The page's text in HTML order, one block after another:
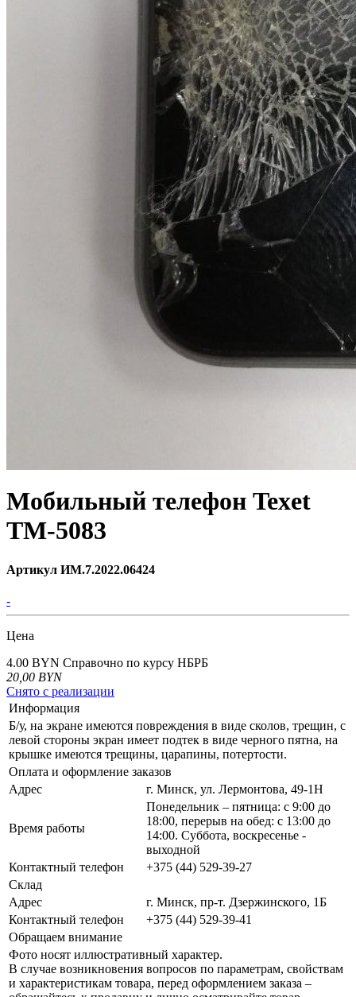
Мобильный телефон Texet
TM-5083
Артикул ИМ.7.2022.06424
-
Цена
4.00 BYN Справочно по курсу НБРБ
20,00 BYN
Снято с реализации
Информация
Б/у, на экране имеются повреждения в виде сколов, трещин, с
левой стороны экран имеет подтек в виде черного пятна, на
крышке имеются трещины, царапины, потертости.
Оплата и оформление заказов
Адрес
г. Минск, ул. Лермонтова, 49-1Н
Время работы
Понедельник – пятница: с 9:00 до
18:00, перерыв на обед: с 13:00 до
14:00. Суббота, воскресенье -
выходной
Контактный телефон
+375 (44) 529-39-27
Склад
Адрес
г. Минск, пр-т. Дзержинского, 1Б
Контактный телефон
+375 (44) 529-39-41
Обращаем внимание
Фото носят иллюстративный характер.
В случае возникновения вопросов по параметрам, свойствам
и характеристикам товара, перед оформлением заказа –